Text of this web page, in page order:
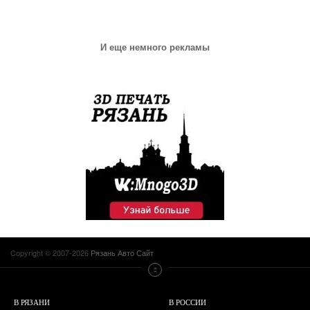
И еще немного рекламы
Copyright © 2007-2026 Рязань Авто Сайт
В РЯЗАНИ В РОССИИ